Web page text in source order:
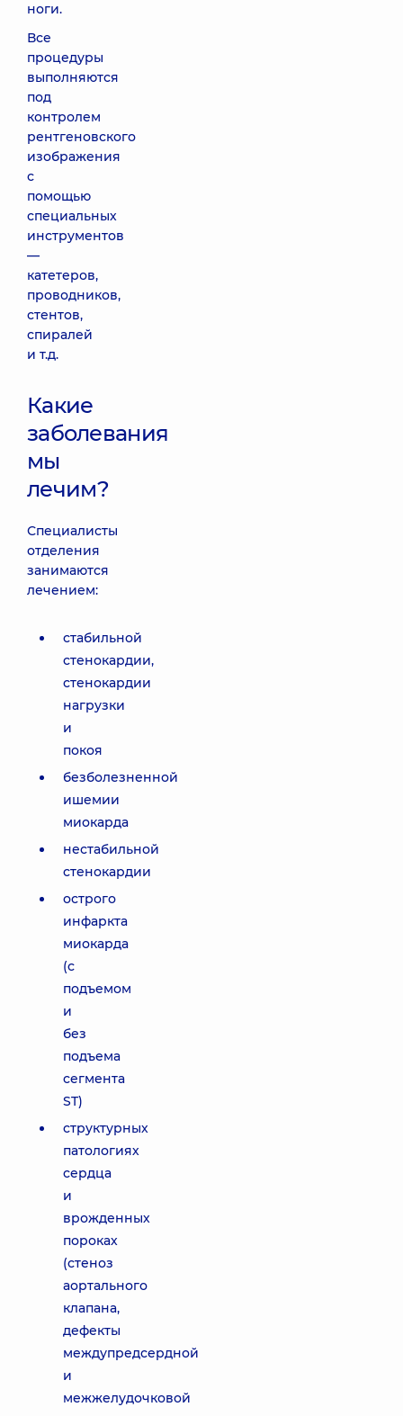
ноги.
Все
процедуры
выполняются
под
контролем
рентгеновского
изображения
с
помощью
специальных
инструментов
—
катетеров,
проводников,
стентов,
спиралей
и т.д.
Какие
заболевания
мы
лечим?
Специалисты
отделения
занимаются
лечением:
стабильной
стенокардии,
стенокардии
нагрузки
и
покоя
безболезненной
ишемии
миокарда
нестабильной
стенокардии
острого
инфаркта
миокарда
(с
подъемом
и
без
подъема
сегмента
ST)
структурных
патологиях
сердца
и
врожденных
пороках
(стеноз
аортального
клапана,
дефекты
междупредсердной
и
межжелудочковой